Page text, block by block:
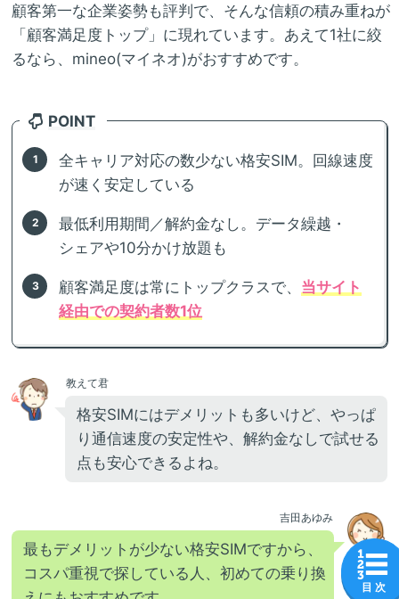
顧客第一な企業姿勢も評判で、そんな信頼の積み重ねが
「顧客満足度トップ」に現れています。あえて1社に絞
るなら、mineo(マイネオ)がおすすめです。
POINT
全キャリア対応の数少ない格安SIM。回線速度
が速く安定している
最低利用期間／解約金なし。データ繰越・
シェアや10分かけ放題も
顧客満足度は常にトップクラスで、 当サイト
経由での契約者数1位
教えて君
格安SIMにはデメリットも多いけど、やっぱ
り通信速度の安定性や、解約金なしで試せる
点も安心できるよね。
吉田あゆみ
最もデメリットが少ない格安SIMですから、
コスパ重視で探している人、初めての乗り換
目 次